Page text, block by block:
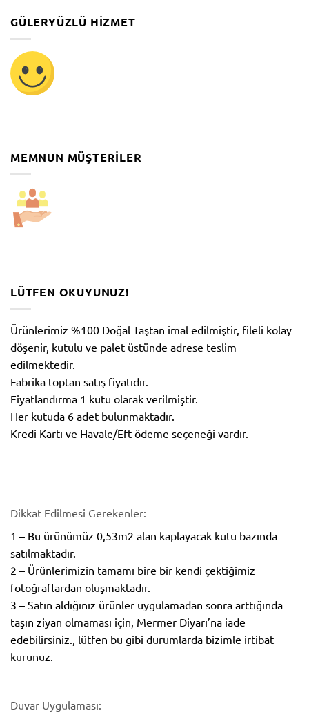
GÜLERYÜZLÜ HIZMET
MEMNUN MÜŞTERILER
LÜTFEN OKUYUNUZ!
Ürünlerimiz %100 Doğal Taştan imal edilmiştir, fileli kolay
döşenir, kutulu ve palet üstünde adrese teslim
edilmektedir.
Fabrika toptan satış fiyatıdır.
Fiyatlandırma 1 kutu olarak verilmiştir.
Her kutuda 6 adet bulunmaktadır.
Kredi Kartı ve Havale/Eft ödeme seçeneği vardır.
Dikkat Edilmesi Gerekenler:
1 – Bu ürünümüz 0,53m2 alan kaplayacak kutu bazında
satılmaktadır.
2 – Ürünlerimizin tamamı bire bir kendi çektiğimiz
fotoğraflardan oluşmaktadır.
3 – Satın aldığınız ürünler uygulamadan sonra arttığında
taşın ziyan olmaması için, Mermer Diyarı’na iade
edebilirsiniz., lütfen bu gibi durumlarda bizimle irtibat
kurunuz.
Duvar Uygulaması: